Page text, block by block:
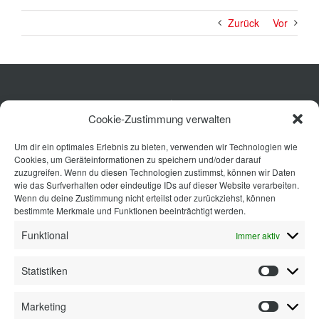
Cookie-Zustimmung verwalten
Um dir ein optimales Erlebnis zu bieten, verwenden wir Technologien wie
Cookies, um Geräteinformationen zu speichern und/oder darauf
zuzugreifen. Wenn du diesen Technologien zustimmst, können wir Daten
wie das Surfverhalten oder eindeutige IDs auf dieser Website verarbeiten.
Wenn du deine Zustimmung nicht erteilst oder zurückziehst, können
bestimmte Merkmale und Funktionen beeinträchtigt werden.
Funktional Immer aktiv
Statistiken
Marketing
Zurück Vor
Küche
Wohnen
Bad
Ausstattung
Planung
Kontakt